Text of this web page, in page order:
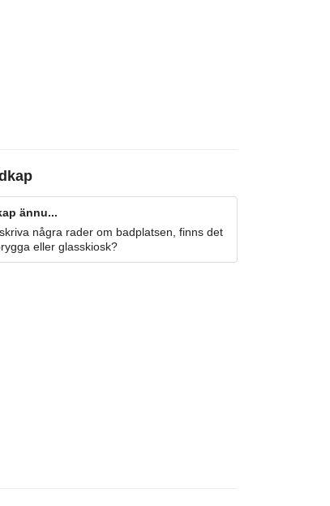
ännu...
några rader om badplatsen, finns det
eller glasskiosk?